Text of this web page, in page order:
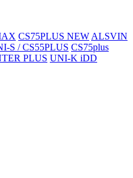
CS75PLUS NEW ALSVIN
S / CS55PLUS CS75plus
PLUS UNI-K iDD